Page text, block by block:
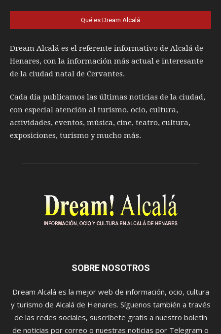
Qué es Dream Alcalá
Dream Alcalá es el referente informativo de Alcalá de
Henares, con la información más actual e interesante
de la ciudad natal de Cervantes.
Cada día publicamos las últimas noticias de la ciudad,
con especial atención al turismo, ocio, cultura,
actividades, eventos, música, cine, teatro, cultura,
exposiciones, turismo y mucho más.
SOBRE NOSOTROS
Dream Alcalá es la mejor web de información, ocio, cultura
y turismo de Alcalá de Henares. Síguenos también a través
de las redes sociales, suscríbete gratis a nuestro boletín
de noticias por correo o nuestras noticias por Telegram o